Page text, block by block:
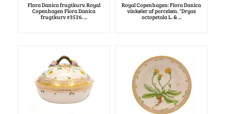
Flora Danica frugtkurv. Royal
Copenhagen Flora Danica
frugtkurv #3526. ...
Royal Copenhagen: Flora Danica
vinkøler af porcelæn. "Dryas
octopetala L. & ...